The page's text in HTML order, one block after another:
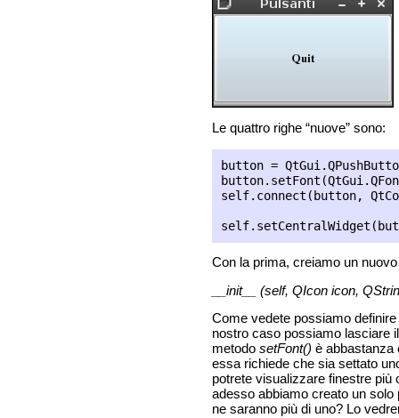
Le quattro righe “nuove” sono:
button =
self.connect(button,
Con la prima, creiamo un
__init__ (self, QIcon icon,
Come vedete possiamo
nostro caso possiamo lasciare
metodo setFont() è
essa richiede che sia settato
potrete visualizzare finestre più
adesso abbiamo creato un
ne saranno più di uno? Lo